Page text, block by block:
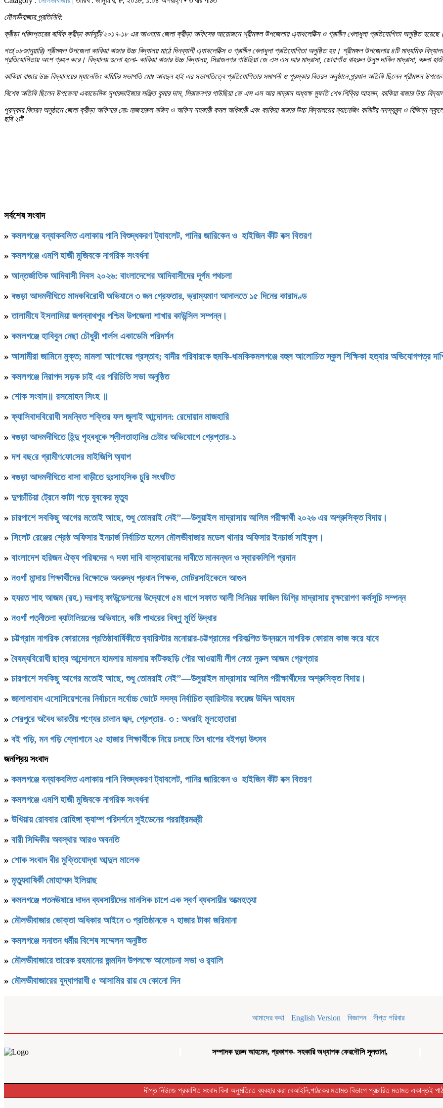
মৌলভীবাজার প্র্রতিনিধি:
ক্রীড়া পরিদপ্তরের বার্ষিক ক্রীড়া কর্মসূচী/২০১৭-১৮ এর আওতায় জেলা ক্রীড়া অফিসের আয়োজনে শ্রীমঙ্গল উপজেলায় এ্যাথলেটিক্স ও গ্রামীন খেলাধুলা প্রতিযোগিতা অনুষ্ঠিত
গত(০৮জানুয়ারি) শ্রীমঙ্গল উপজেলা কাকিয়া বাজার উচ্চ বিদ্যালয় মাঠে দিনব্যাপী এ্যাথলেটিক্স ও গ্রামীন খেলাধুলা প্রতিযোগিতা অনুষ্ঠিত হয়। শ্রীমঙ্গল উপজেলার ৪টি মাধ্যমিক
প্রতিযোগিতায় অংশ গ্রহন করে। বিদ্যালয় গুলো হলো- কাকিয়া বাজার উচ্চ বিদ্যালয়, সিরাজনগর গাউছিয়া জে এস এস আর মাদ্রাসা, ডোবাগাঁও বাহরুল উলুম দাখিল মাদ্রাসা, বরুনা
কাকিয়া বাজার উচ্চ বিদ্যালয়ের ম্যানেজিং কমিটির সভাপতি মোঃ আবদুল হাই এর সভাপতিত্বে প্রতিযোগিতার সমাপনী ও পুরস্কার বিতরন অনুষ্ঠানে প্র্রধান অতিথি ছিলেন শ্রীমঙ্গল
বিশেষ অতিথি ছিলেন উপজেলা একাডেমিক সুপারভাইজার সঞ্জিত কুমার দাস, সিরাজনগর গাউছিয়া জে এস এস আর মাদ্রাস অধ্যক্ষ মুফতি শেখ শিব্বির আহমদ, কাকিয়া বাজার উচ্চ
পুরস্কার বিতরন অনুষ্ঠানে জেলা ক্রীড়া অফিসার মোঃ মাজহারুল মজিদ ও অফিস সহকারী কমল অধিকারী এবং কাকিয়া বাজার উচ্চ বিদ্যালয়ের ম্যানেজিং কমিটির সদস্যবৃন্দ ও বিভিন্ন
ছবি ২টি
সর্বশেষ সংবাদ
» কমলগঞ্জে বন্যাকবলিত এলাকায় পানি বিশুদ্ধকরণ ট্যাবলেট, পানির জারিকেন ও হাইজিন কীট বক্স বিতরণ
» কমলগঞ্জে এমপি হাজী মুজিবকে নাগরিক সংবর্ধনা
» আন্তর্জাতিক আদিবাসী দিবস ২০২৬: বাংলাদেশের আদিবাসীদের দূর্গম পথচলা
» বগুড়া আদমদীঘিতে মাদকবিরোধী অভিযানে ৩ জন গ্রেফতার, ভ্রাম্যমাণ আদালতে ১৫ দিনের কারাদণ্ড
»‎তালামীযে ইসলামিয়া জগন্নাথপুর পশ্চিম উপজেলা শাখার কাউন্সিল সম্পন্ন।
» কমলগঞ্জে হাবিবুন নেছা চৌধুরী গার্লস একাডেমি পরিদর্শন
» আসামীরা জামিনে মুক্ত; মামলা আপোষের প্রস্তাব; বাদীর পরিবারকে হুমকি-ধামকিকমলগঞ্জে বহুল আলোচিত স্কুল শিক্ষিকা হত্যার অভিযোগপত্র
» কমলগঞ্জে নিরাপদ সড়ক চাই এর পরিচিতি সভা অনুষ্ঠিত
» শোক সংবাদ॥ রসমোহন সিংহ ॥
»ফ্যাসিবাদবিরোধী সমন্বিত শক্তির ফল জুলাই আন্দোলন: রেদোয়ান মাজহারি
» বগুড়া আদমদীঘিতে হিন্দু গৃহবধূকে শ্লীলতাহানির চেষ্টার অভিযোগে গ্রেপ্তার-১
»দশ বছ‌রে গ্রামীণ‌ফো‌সের মাইজিপি অ্যাপ
» বগুড়া আদমদীঘিতে বাসা বাড়ীতে দুঃসাহসিক চুরি সংঘটিত
» দুপচাঁচিয়া ট্রেনে কাটা পড়ে যুবকের মৃত্যু
» চারপাশে সবকিছু আগের মতোই আছে, শুধু তোমরাই নেই”—উলুয়াইল মাদ্রাসায় আলিম পরীক্ষার্থী ২০২৬ এর অশ্রুসিক্ত বিদায়।
» সিলেট রেঞ্জের শ্রেষ্ঠ অফিসার ইনচার্জ নির্বাচিত হলেন মৌলভীবাজার মডেল থানার অফিসার ইনচার্জ সাইফুল।
» বাংলাদেশ হরিজন ঐক্য পরিষদের ৭ দফা দাবি বাস্তবায়নের দাবীতে মানবন্ধন ও স্বারকলিপি প্রদান
» নওগাঁ মান্দায় শিক্ষার্থীদের বিক্ষোভে অবরুদ্ধ প্রধান শিক্ষক, মোটরসাইকেলে আগুন
» হযরত শাহ আজম (রহ.) দরগাহ্ ফাউন্ডেশনের উদ্যোগে ৫ম ধাপে সফাত আলী সিনিয়র ফাজিল ডিগ্রি মাদ্রাসায় বৃক্ষরোপণ কর্মসূচি সম্পন্ন
» নওগাঁ পত্নীতলা ব্যাটালিয়নের অভিযানে, কষ্টি পাথরের বিষ্ণু মূর্তি উদ্ধার
» চট্টগ্রাম নাগরিক ফোরামের প্রতিষ্ঠাবার্ষিকীতে ব‍্যারিস্টার মনোয়ার-চট্টগ্রামের পরিকল্পিত উন্নয়নে নাগরিক ফোরাম কাজ করে যাবে
»বৈষম্যবিরোধী ছাত্র আন্দোলনে হামলার মামলায় ফটিকছড়ি পৌর আওয়ামী লীগ নেতা নুরুল আজম গ্রেপ্তার
» চারপাশে সবকিছু আগের মতোই আছে, শুধু তোমরাই নেই”—উলুয়াইল মাদ্রাসায় আলিম পরীক্ষার্থীদের অশ্রুসিক্ত বিদায়।
» জালালাবাদ এসোসিয়েশনের নির্বাচনে সর্বোচ্চ ভোটে সদস্য নির্বাচিত ব্যারিস্টার ফয়েজ উদ্দিন আহমদ
» শেরপুরে অবৈধ ভারতীয় পণ্যের চালান জব্দ, গ্রেপ্তার- ৩ : অধরাই মূলহোতারা
» বই পড়ি, মন গড়ি শ্লোগানে ২৫ হাজার শিক্ষার্থীকে নিয়ে চলছে তিন ধাপের বইপড়া উৎসব
জনপ্রিয় সংবাদ
» কমলগঞ্জে বন্যাকবলিত এলাকায় পানি বিশুদ্ধকরণ ট্যাবলেট, পানির জারিকেন ও হাইজিন কীট বক্স বিতরণ
» কমলগঞ্জে এমপি হাজী মুজিবকে নাগরিক সংবর্ধনা
» উখিয়ায় রোববার রোহিঙ্গা ক্যাম্প পরিদর্শনে সুইডেনের পররাষ্ট্রমন্ত্রী
» বারী সিদ্দিকীর অবস্থার আরও অবনতি
» শোক সংবাদ বীর মুক্তিযোদ্ধা আব্দুল মালেক
» মৃত্যুবাষির্কী মোহাম্মদ ইলিয়াছ
» কমলগঞ্জে পতনঊষারে দাদন ব্যবসায়ীদের মানসিক চাপে এক স্বর্ণ ব্যবসায়ীর আত্মহত্যা
» মৌলভীবাজার ভোক্তা অধিকার আইনে ৩ প্রতিষ্ঠানকে ৭ হাজার টাকা জরিমানা
» কমলগঞ্জে সনাতন ধর্মীয় বিশেষ সম্মেলন অনুষ্টিত
» মৌলভীবাজারে তারেক রহমানের জন্মদিন উপলক্ষে আলোচনা সভা ও র‌্যালি
» মৌলভীবাজারের যুদ্ধাপরাধী ৫ আসামির রায় যে কোনো দিন
আমাদের কথা English Version বিজ্ঞাপন দীপ্ত পরিবার
সম্পাদক দুরুদ আহমেদ, প্রকাশক- সহকারি অধ্যাপক ফেরদৌসি সুলতানা,
দীপ্ত নিউজে প্রকাশিত সংবাদ বিনা অনুমতিতে ব্যবহার করা বেআইনি,পাঠকের মতামত বিভাগে প্রচারিত মতামত একান্তই